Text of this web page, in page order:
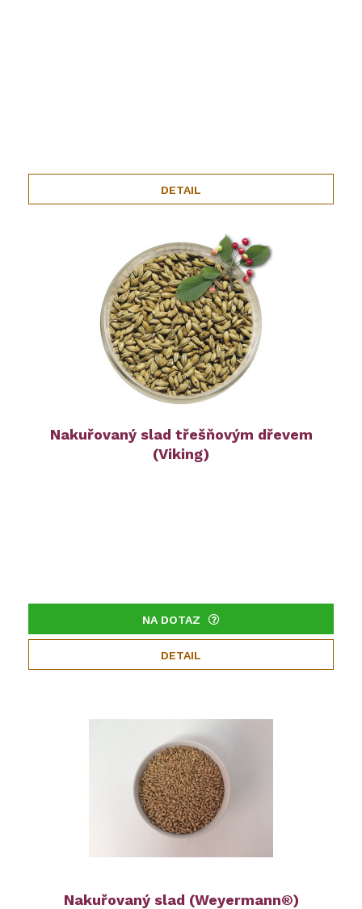
DETAIL
Nakuřovaný slad třešňovým dřevem
(Viking)
NA DOTAZ
DETAIL
Nakuřovaný slad (Weyermann®)